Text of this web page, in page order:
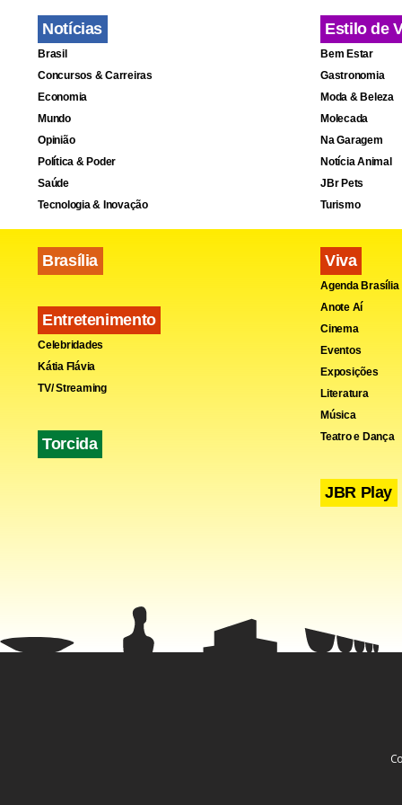
Notícias
Brasil
Concursos & Carreiras
Economia
Mundo
Opinião
Política & Poder
Saúde
Tecnologia & Inovação
Brasília
Entretenimento
Celebridades
Kátia Flávia
TV/ Streaming
Torcida
Estilo de
Bem Estar
Gastronomia
Moda & Beleza
Molecada
Na Garagem
Notícia Animal
JBr Pets
Turismo
Viva
Agenda Brasília
Anote Aí
Cinema
Eventos
Exposições
Literatura
Música
Teatro e Dança
JBR Play